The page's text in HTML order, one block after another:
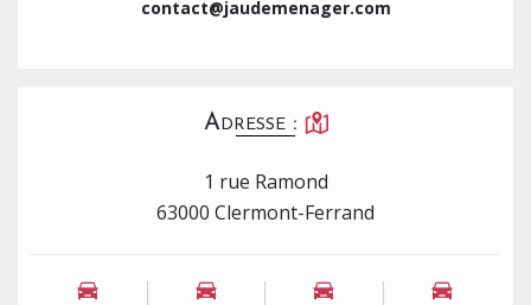
contact@jaudemenager.com
Adresse :
1 rue Ramond
63000 Clermont-Ferrand